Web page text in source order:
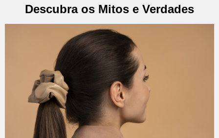
Descubra os Mitos e Verdades